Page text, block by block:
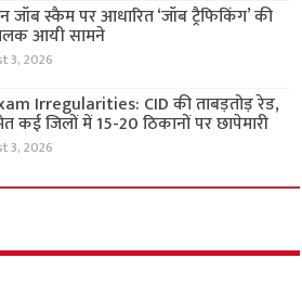
स्कैम पर आधारित ‘जॉब ट्रैफिकिंग’ की
आयी सामने
3, 2026
Irregularities: CID की ताबड़तोड़ रेड,
कई जिलों में 15-20 ठिकानों पर छापेमारी
3, 2026